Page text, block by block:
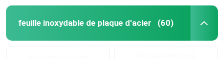
feuille inoxydable de plaque d'acier (60)